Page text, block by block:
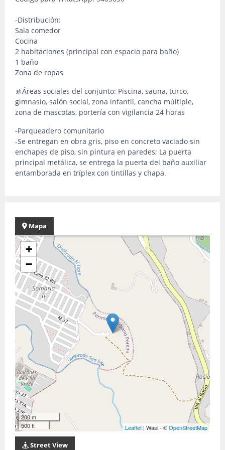
-Distribución:
Sala comedor
Cocina
2 habitaciones (principal con espacio para baño)
1 baño
Zona de ropas
🚸Áreas sociales del conjunto: Piscina, sauna, turco,
gimnasio, salón social, zona infantil, cancha múltiple,
zona de mascotas, portería con vigilancia 24 horas
-Parqueadero comunitario
-Se entregan en obra gris, piso en concreto vaciado sin
enchapes de piso, sin pintura en paredes; La puerta
principal metálica, se entrega la puerta del baño auxiliar
entamborada en tríplex con tintillas y chapa.
Mapa
+
−
200 m
500 ft
Leaflet | Wasi - ©OpenStreetMap
Street View